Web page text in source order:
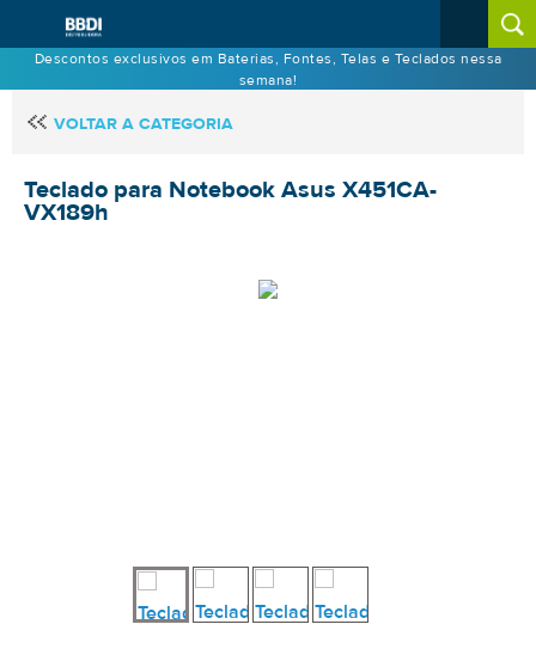
Descontos exclusivos em Baterias, Fontes, Telas e Teclados nessa
semana!
VOLTAR A CATEGORIA
Teclado para Notebook Asus X451CA-
VX189h